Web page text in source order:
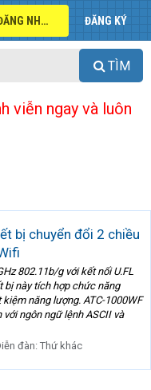
ĐĂNG NHẬP ĐĂNG KÝ
TÌM
viễn ngay và luôn
bị chuyển đổi 2 chiều
802.11b/g với kết nối U.FL
bị này tích hợp chức năng
năng lượng. ATC-1000WF
ngôn ngữ lệnh ASCII và
đàn:Thứ khác